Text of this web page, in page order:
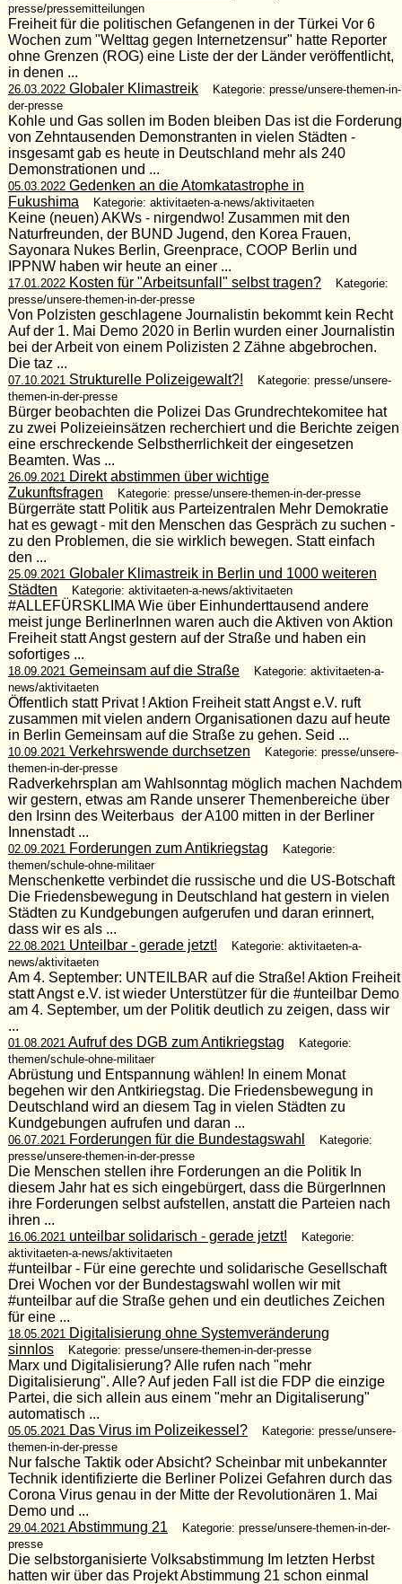
presse/pressemitteilungen
Freiheit für die politischen Gefangenen in der Türkei Vor 6
Wochen zum "Welttag gegen Internetzensur" hatte Reporter
ohne Grenzen (ROG) eine Liste der der Länder veröffentlicht,
in denen ...
26.03.2022Globaler Klimastreik
Kategorie: presse/unsere-themen-in-
der-presse
Kohle und Gas sollen im Boden bleiben Das ist die Forderung
von Zehntausenden Demonstranten in vielen Städten -
insgesamt gab es heute in Deutschland mehr als 240
Demonstrationen und ...
05.03.2022Gedenken an die Atomkatastrophe in
Fukushima
Kategorie: aktivitaeten-a-news/aktivitaeten
Keine (neuen) AKWs - nirgendwo! Zusammen mit den
Naturfreunden, der BUND Jugend, den Korea Frauen,
Sayonara Nukes Berlin, Greenprace, COOP Berlin und
IPPNW haben wir heute an einer ...
17.01.2022Kosten für "Arbeitsunfall" selbst tragen?
Kategorie:
presse/unsere-themen-in-der-presse
Von Polzisten geschlagene Journalistin bekommt kein Recht
Auf der 1. Mai Demo 2020 in Berlin wurden einer Journalistin
bei der Arbeit von einem Polizisten 2 Zähne abgebrochen.
Die taz ...
07.10.2021 Strukturelle Polizeigewalt?!
Kategorie: presse/unsere-
themen-in-der-presse
Bürger beobachten die Polizei Das Grundrechtekomitee hat
zu zwei Polizeieinsätzen recherchiert und die Berichte zeigen
eine erschreckende Selbstherrlichkeit der eingesetzen
Beamten. Was ...
26.09.2021 Direkt abstimmen über wichtige
Zukunftsfragen
Kategorie: presse/unsere-themen-in-der-presse
Bürgerräte statt Politik aus Parteizentralen Mehr Demokratie
hat es gewagt - mit den Menschen das Gespräch zu suchen -
zu den Problemen, die sie wirklich bewegen. Statt einfach
den ...
25.09.2021 Globaler Klimastreik in Berlin und 1000 weiteren
Städten
Kategorie: aktivitaeten-a-news/aktivitaeten
#ALLEFÜRSKLIMA Wie über Einhunderttausend andere
meist junge BerlinerInnen waren auch die Aktiven von Aktion
Freiheit statt Angst gestern auf der Straße und haben ein
sofortiges ...
18.09.2021 Gemeinsam auf die Straße
Kategorie: aktivitaeten-a-
news/aktivitaeten
Öffentlich statt Privat ! Aktion Freiheit statt Angst e.V. ruft
zusammen mit vielen andern Organisationen dazu auf heute
in Berlin Gemeinsam auf die Straße zu gehen. Seid ...
10.09.2021 Verkehrswende durchsetzen
Kategorie: presse/unsere-
themen-in-der-presse
Radverkehrsplan am Wahlsonntag möglich machen Nachdem
wir gestern, etwas am Rande unserer Themenbereiche über
den Irsinn des Weiterbaus der A100 mitten in der Berliner
Innenstadt ...
02.09.2021 Forderungen zum Antikriegstag
Kategorie:
themen/schule-ohne-militaer
Menschenkette verbindet die russische und die US-Botschaft
Die Friedensbewegung in Deutschland hat gestern in vielen
Städten zu Kundgebungen aufgerufen und daran erinnert,
dass wir es als ...
22.08.2021 Unteilbar - gerade jetzt!
Kategorie: aktivitaeten-a-
news/aktivitaeten
Am 4. September: UNTEILBAR auf die Straße! Aktion Freiheit
statt Angst e.V. ist wieder Unterstützer für die #unteilbar Demo
am 4. September, um der Politik deutlich zu zeigen, dass wir
...
01.08.2021 Aufruf des DGB zum Antikriegstag
Kategorie:
themen/schule-ohne-militaer
Abrüstung und Entspannung wählen! In einem Monat
begehen wir den Antkiriegstag. Die Friedensbewegung in
Deutschland wird an diesem Tag in vielen Städten zu
Kundgebungen aufrufen und daran ...
06.07.2021 Forderungen für die Bundestagswahl
Kategorie:
presse/unsere-themen-in-der-presse
Die Menschen stellen ihre Forderungen an die Politik In
diesem Jahr hat es sich eingebürgert, dass die BürgerInnen
ihre Forderungen selbst aufstellen, anstatt die Parteien nach
ihren ...
16.06.2021 unteilbar solidarisch - gerade jetzt!
Kategorie:
aktivitaeten-a-news/aktivitaeten
#unteilbar - Für eine gerechte und solidarische Gesellschaft
Drei Wochen vor der Bundestagswahl wollen wir mit
#unteilbar auf die Straße gehen und ein deutliches Zeichen
für eine ...
18.05.2021 Digitalisierung ohne Systemveränderung
sinnlos
Kategorie: presse/unsere-themen-in-der-presse
Marx und Digitalisierung? Alle rufen nach "mehr
Digitalisierung". Alle? Auf jeden Fall ist die FDP die einzige
Partei, die sich allein aus einem "mehr an Digitaliserung"
automatisch ...
05.05.2021 Das Virus im Polizeikessel?
Kategorie: presse/unsere-
themen-in-der-presse
Nur falsche Taktik oder Absicht? Scheinbar mit unbekannter
Technik identifizierte die Berliner Polizei Gefahren durch das
Corona Virus genau in der Mitte der Revolutionären 1. Mai
Demo und ...
29.04.2021 Abstimmung 21
Kategorie: presse/unsere-themen-in-der-
presse
Die selbstorganisierte Volksabstimmung Im letzten Herbst
hatten wir über das Projekt Abstimmung 21 schon einmal